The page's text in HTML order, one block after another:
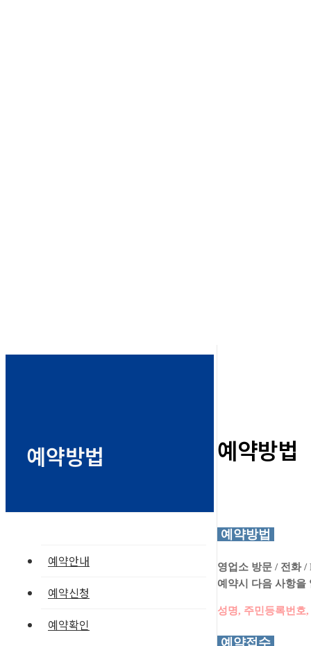
예약방법
예약안내
예약신청
예약확인
예약방법
예약방법
영업소 방문 / 전화
예약시 다음 사항을
성명, 주민등록번호
예약접수